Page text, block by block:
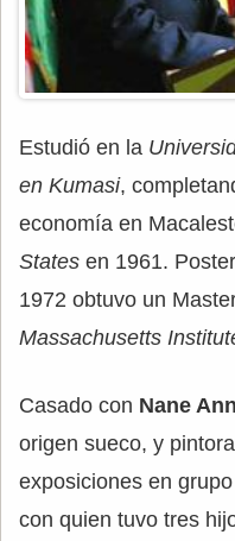
Estudió en la
en Kumasi,
economía en
States en 1961.
1972 obtuvo un
Massachusetts
Casado con Nane
origen sueco, y
exposiciones en
con quien tuvo tres